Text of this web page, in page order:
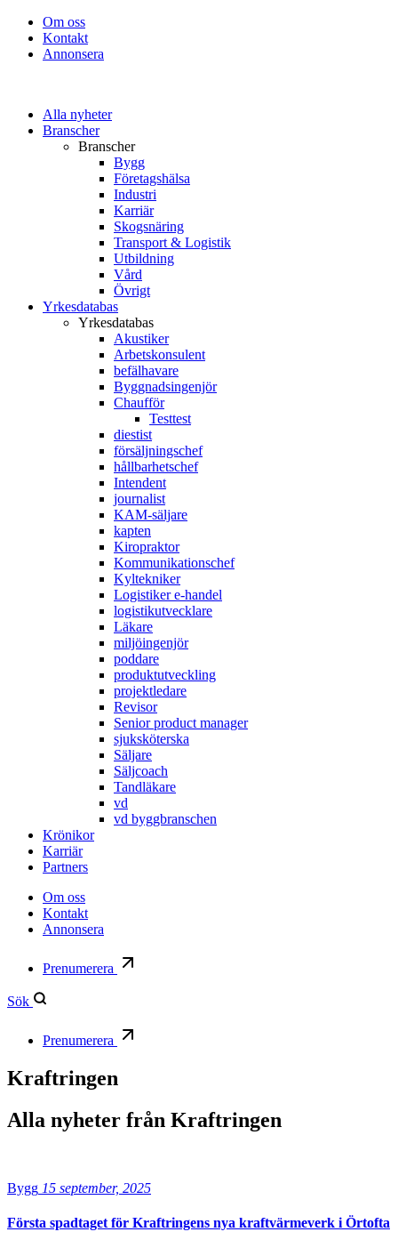
Om oss
Kontakt
Annonsera
Alla nyheter
Branscher
Branscher
Bygg
Företagshälsa
Industri
Karriär
Skogsnäring
Transport & Logistik
Utbildning
Vård
Övrigt
Yrkesdatabas
Yrkesdatabas
Akustiker
Arbetskonsulent
befälhavare
Byggnadsingenjör
Chaufför
Testtest
diestist
försäljningschef
hållbarhetschef
Intendent
journalist
KAM-säljare
kapten
Kiropraktor
Kommunikationschef
Kyltekniker
Logistiker e-handel
logistikutvecklare
Läkare
miljöingenjör
poddare
produktutveckling
projektledare
Revisor
Senior product manager
sjuksköterska
Säljare
Säljcoach
Tandläkare
vd
vd byggbranschen
Krönikor
Karriär
Partners
Om oss
Kontakt
Annonsera
Prenumerera
Sök
Prenumerera
Kraftringen
Alla nyheter från Kraftringen
Bygg 15 september, 2025
Första spadtaget för Kraftringens nya kraftvärmeverk i Örtofta